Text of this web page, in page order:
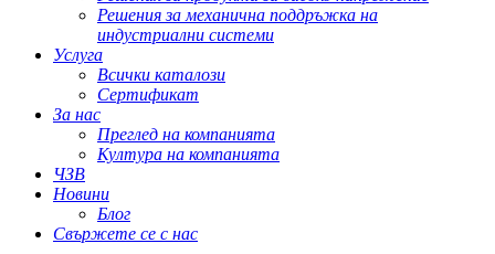
Решения за механична поддръжка на
индустриални системи
Услуга
Всички каталози
Сертификат
За нас
Преглед на компанията
Култура на компанията
ЧЗВ
Новини
Блог
Свържете се с нас